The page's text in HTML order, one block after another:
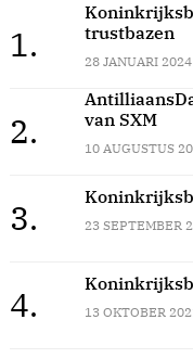
1.
trustbazen
28 JANUARI 2024
2.
van SXM
10 AUGUSTUS
3. 23 SEPTEMBER
4. 13 OKTOBER